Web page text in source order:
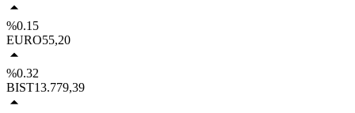
%0.15
EURO55,20
%0.32
BIST13.779,39